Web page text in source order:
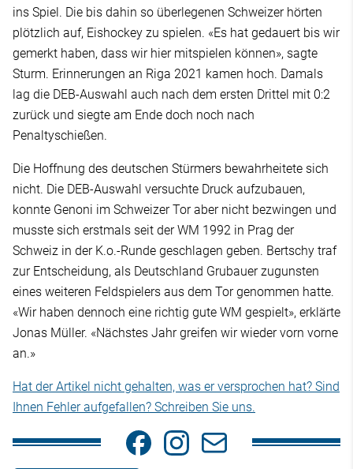
ins Spiel. Die bis dahin so überlegenen Schweizer hörten
plötzlich auf, Eishockey zu spielen. «Es hat gedauert bis wir
gemerkt haben, dass wir hier mitspielen können», sagte
Sturm. Erinnerungen an Riga 2021 kamen hoch. Damals
lag die DEB-Auswahl auch nach dem ersten Drittel mit 0:2
zurück und siegte am Ende doch noch nach
Penaltyschießen.
Die Hoffnung des deutschen Stürmers bewahrheitete sich
nicht. Die DEB-Auswahl versuchte Druck aufzubauen,
konnte Genoni im Schweizer Tor aber nicht bezwingen und
musste sich erstmals seit der WM 1992 in Prag der
Schweiz in der K.o.-Runde geschlagen geben. Bertschy traf
zur Entscheidung, als Deutschland Grubauer zugunsten
eines weiteren Feldspielers aus dem Tor genommen hatte.
«Wir haben dennoch eine richtig gute WM gespielt», erklärte
Jonas Müller. «Nächstes Jahr greifen wir wieder vorn vorne
an.»
Hat der Artikel nicht gehalten, was er versprochen hat? Sind
Ihnen Fehler aufgefallen? Schreiben Sie uns.